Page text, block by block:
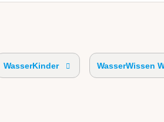
WasserKinder WasserWissen